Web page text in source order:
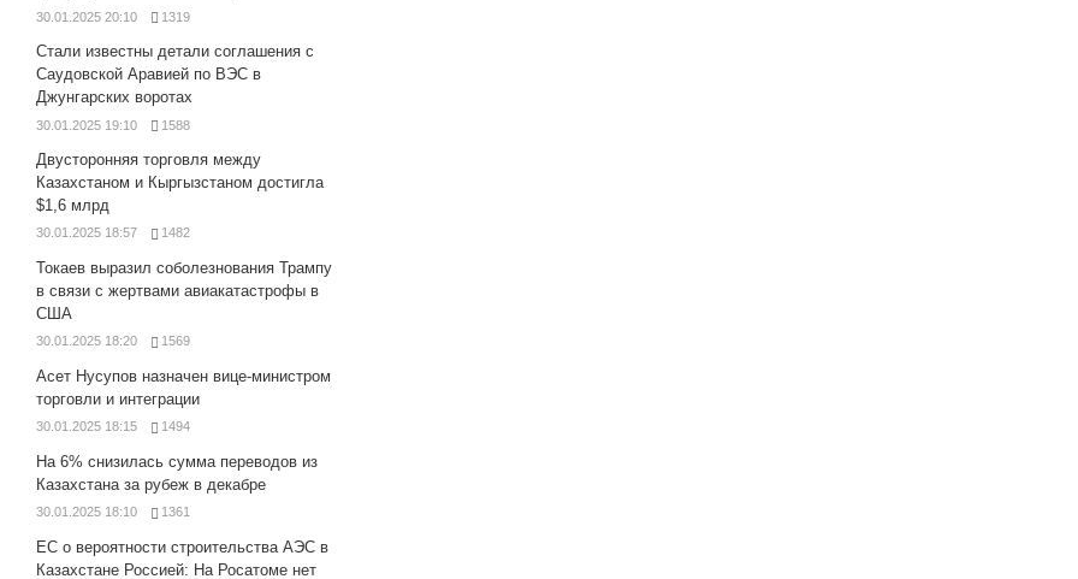
30.01.2025 20:10 1319
Стали известны детали соглашения с
Саудовской Аравией по ВЭС в
Джунгарских воротах
30.01.2025 19:10 1588
Двусторонняя торговля между
Казахстаном и Кыргызстаном достигла
$1,6 млрд
30.01.2025 18:57 1482
Токаев выразил соболезнования Трампу
в связи с жертвами авиакатастрофы в
США
30.01.2025 18:20 1569
Асет Нусупов назначен вице-министром
торговли и интеграции
30.01.2025 18:15 1494
На 6% снизилась сумма переводов из
Казахстана за рубеж в декабре
30.01.2025 18:10 1361
ЕС о вероятности строительства АЭС в
Казахстане Россией: На Росатоме нет